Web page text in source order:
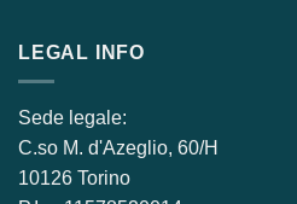
LEGAL INFO
Sede legale:
C.so M. d'Azeglio, 60/H
10126 Torino